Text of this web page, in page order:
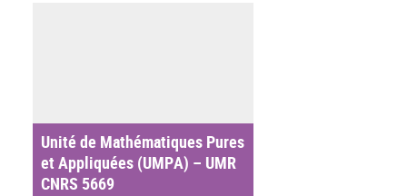
Unité de Mathématiques Pures
et Appliquées (UMPA) – UMR
CNRS 5669